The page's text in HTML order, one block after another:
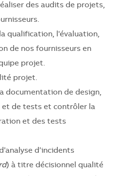
des audits de projets,
qualification, l'évaluation,
de nos fournisseurs en
projet.
projet.
documentation de design,
et de tests et contrôler la
et des tests
d’incidents
) à titre décisionnel qualité